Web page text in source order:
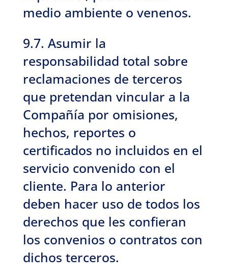
medio ambiente o venenos.
9.7. Asumir la
responsabilidad total sobre
reclamaciones de terceros
que pretendan vincular a la
Compañía por omisiones,
hechos, reportes o
certificados no incluidos en el
servicio convenido con el
cliente. Para lo anterior
deben hacer uso de todos los
derechos que les confieran
los convenios o contratos con
dichos terceros.